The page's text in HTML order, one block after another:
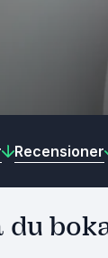
Recensioner
du